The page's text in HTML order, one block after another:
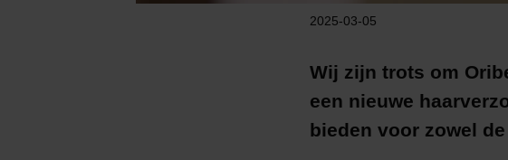
2025-03-05
Wij zijn trots om
een nieuwe
bieden voor zowel